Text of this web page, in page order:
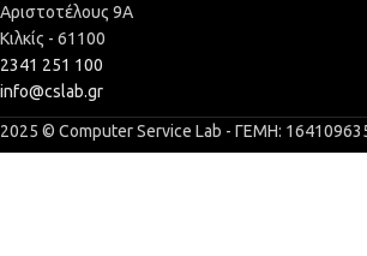
Αριστοτέλους 9Α
Κιλκίς - 61100
2341 251 100
info@cslab.gr
2025 © Computer Service Lab - ΓΕΜΗ: